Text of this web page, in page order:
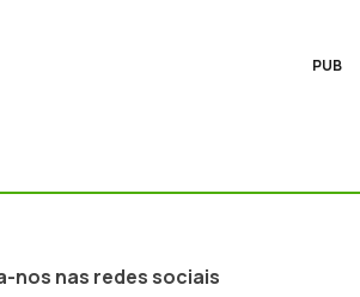
PUB
nos nas redes sociais